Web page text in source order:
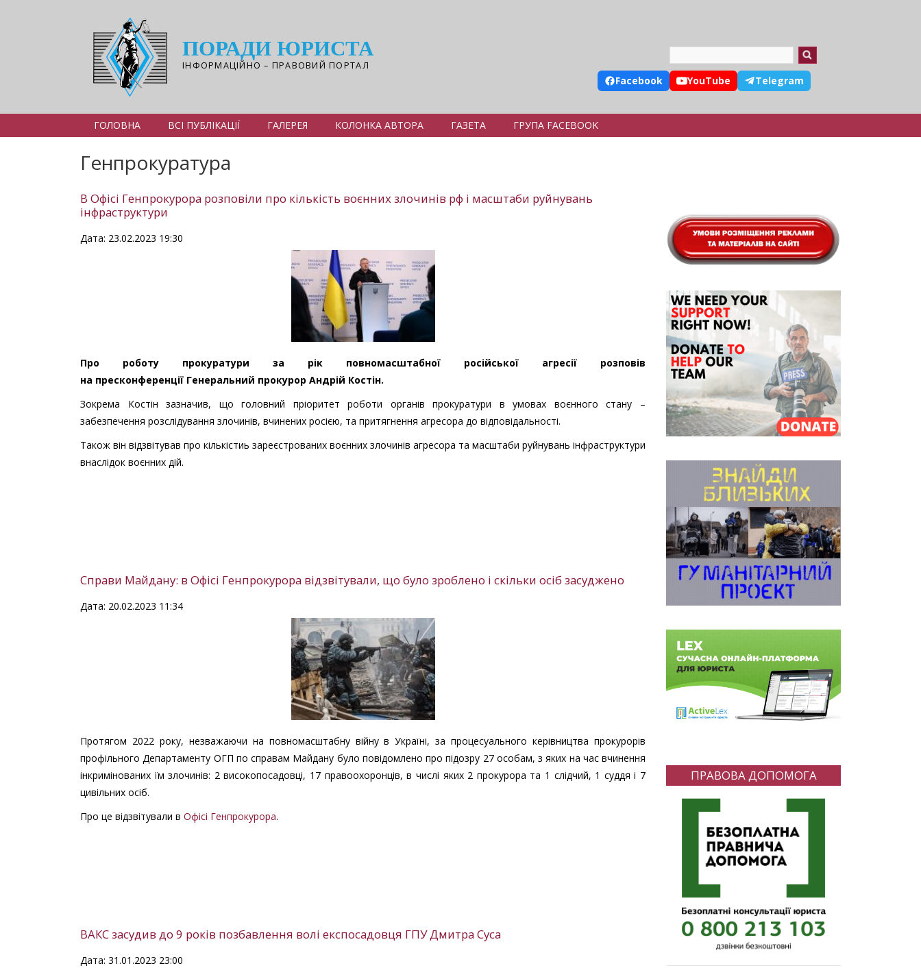
ПОРАДИ ЮРИСТА
ІНФОРМАЦІЙНО – ПРАВОВИЙ ПОРТАЛ
Facebook YouTube Telegram
ГОЛОВНА ВСІ ПУБЛІКАЦІЇ ГАЛЕРЕЯ КОЛОНКА АВТОРА ГАЗЕТА ГРУПА FACEBOOK
Генпрокуратура
В Офісі Генпрокурора розповіли про кількість воєнних злочинів рф і масштаби руйнувань
інфраструктури
Дата: 23.02.2023 19:30
Про роботу прокуратури за рік повномасштабної російської агресії розповів
на пресконференції Генеральний прокурор Андрій Костін.
Зокрема Костін зазначив, що головний пріоритет роботи органів прокуратури в умовах воєнного стану –
забезпечення розслідування злочинів, вчинених росією, та притягнення агресора до відповідальності.
Також він відзвітував про кількістиь зареєстрованих воєнних злочинів агресора та масштаби руйнувань інфраструктури
внаслідок воєнних дій.
Справи Майдану: в Офісі Генпрокурора відзвітували, що було зроблено і скільки осіб засуджено
Дата: 20.02.2023 11:34
Протягом 2022 року, незважаючи на повномасштабну війну в Україні, за процесуального керівництва прокурорів
профільного Департаменту ОГП по справам Майдану було повідомлено про підозру 27 особам, з яких на час вчинення
інкримінованих їм злочинів: 2 високопосадовці, 17 правоохоронців, в числі яких 2 прокурора та 1 слідчий, 1 суддя і 7
цивільних осіб.
Про це відзвітували в Офісі Генпрокурора.
ВАКС засудив до 9 років позбавлення волі експосадовця ГПУ Дмитра Суса
Дата: 31.01.2023 23:00
ПРАВОВА ДОПОМОГА